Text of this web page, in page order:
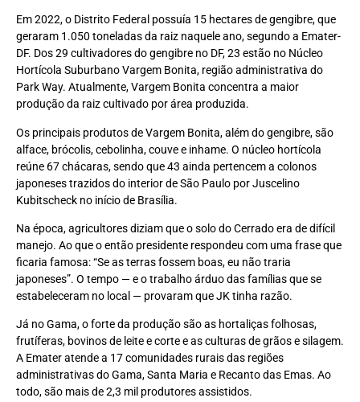
Em 2022, o Distrito Federal possuía 15 hectares de gengibre, que
geraram 1.050 toneladas da raiz naquele ano, segundo a Emater-
DF. Dos 29 cultivadores do gengibre no DF, 23 estão no Núcleo
Hortícola Suburbano Vargem Bonita, região administrativa do
Park Way. Atualmente, Vargem Bonita concentra a maior
produção da raiz cultivado por área produzida.
Os principais produtos de Vargem Bonita, além do gengibre, são
alface, brócolis, cebolinha, couve e inhame. O núcleo hortícola
reúne 67 chácaras, sendo que 43 ainda pertencem a colonos
japoneses trazidos do interior de São Paulo por Juscelino
Kubitscheck no início de Brasília.
Na época, agricultores diziam que o solo do Cerrado era de difícil
manejo. Ao que o então presidente respondeu com uma frase que
ficaria famosa: “Se as terras fossem boas, eu não traria
japoneses”. O tempo — e o trabalho árduo das famílias que se
estabeleceram no local — provaram que JK tinha razão.
Já no Gama, o forte da produção são as hortaliças folhosas,
frutíferas, bovinos de leite e corte e as culturas de grãos e silagem.
A Emater atende a 17 comunidades rurais das regiões
administrativas do Gama, Santa Maria e Recanto das Emas. Ao
todo, são mais de 2,3 mil produtores assistidos.